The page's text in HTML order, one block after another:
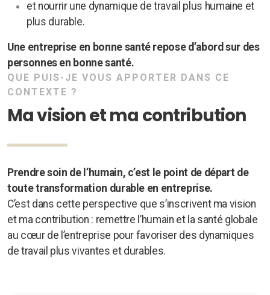
et nourrir une dynamique de travail plus humaine et
plus durable.
Une entreprise en bonne santé repose d’abord sur des
personnes en bonne santé.
QUE PUIS-JE VOUS APPORTER DANS CE
CONTEXTE ?
Ma vision et ma contribution
Prendre soin de l’humain, c’est le point de départ de
toute transformation durable en entreprise.
C’est dans cette perspective que s’inscrivent ma vision
et ma contribution : remettre l’humain et la santé globale
au cœur de l’entreprise pour favoriser des dynamiques
de travail plus vivantes et durables.